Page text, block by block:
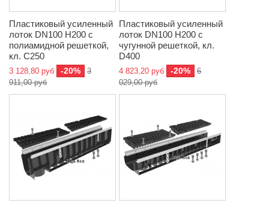
Пластиковый усиленный
лоток DN100 H200 с
полиамидной решеткой,
кл. C250
3 128,80 руб -20%
3
911,00 руб
Пластиковый усиленный
лоток DN100 H200 с
чугунной решеткой, кл.
D400
4 823,20 руб -20%
6
029,00 руб